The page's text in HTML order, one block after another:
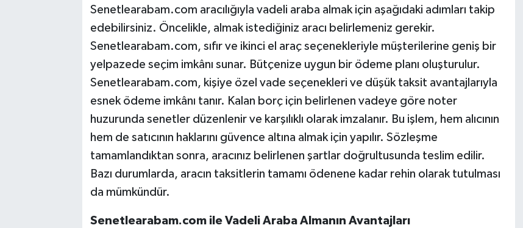
Senetlearabam.com aracılığıyla vadeli araba almak için aşağıdaki adımları takip
edebilirsiniz. Öncelikle, almak istediğiniz aracı belirlemeniz gerekir.
Senetlearabam.com, sıfır ve ikinci el araç seçenekleriyle müşterilerine geniş bir
yelpazede seçim imkânı sunar. Bütçenize uygun bir ödeme planı oluşturulur.
Senetlearabam.com, kişiye özel vade seçenekleri ve düşük taksit avantajlarıyla
esnek ödeme imkânı tanır. Kalan borç için belirlenen vadeye göre noter
huzurunda senetler düzenlenir ve karşılıklı olarak imzalanır. Bu işlem, hem alıcının
hem de satıcının haklarını güvence altına almak için yapılır. Sözleşme
tamamlandıktan sonra, aracınız belirlenen şartlar doğrultusunda teslim edilir.
Bazı durumlarda, aracın taksitlerin tamamı ödenene kadar rehin olarak tutulması
da mümkündür.
Senetlearabam.com ile Vadeli Araba Almanın Avantajları